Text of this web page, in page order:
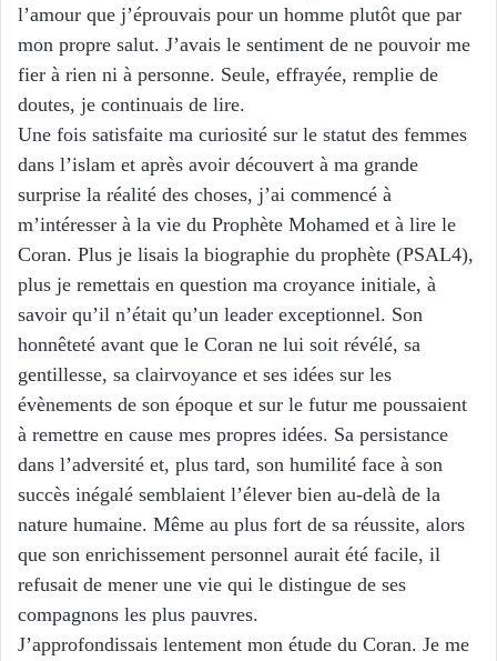
l’amour que j’éprouvais pour un homme plutôt que par
mon propre salut. J’avais le sentiment de ne pouvoir me
fier à rien ni à personne. Seule, effrayée, remplie de
doutes, je continuais de lire.
Une fois satisfaite ma curiosité sur le statut des femmes
dans l’islam et après avoir découvert à ma grande
surprise la réalité des choses, j’ai commencé à
m’intéresser à la vie du Prophète Mohamed et à lire le
Coran. Plus je lisais la biographie du prophète (PSAL4),
plus je remettais en question ma croyance initiale, à
savoir qu’il n’était qu’un leader exceptionnel. Son
honnêteté avant que le Coran ne lui soit révélé, sa
gentillesse, sa clairvoyance et ses idées sur les
évènements de son époque et sur le futur me poussaient
à remettre en cause mes propres idées. Sa persistance
dans l’adversité et, plus tard, son humilité face à son
succès inégalé semblaient l’élever bien au-delà de la
nature humaine. Même au plus fort de sa réussite, alors
que son enrichissement personnel aurait été facile, il
refusait de mener une vie qui le distingue de ses
compagnons les plus pauvres.
J’approfondissais lentement mon étude du Coran. Je me